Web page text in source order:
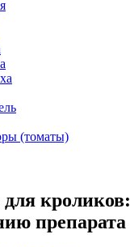
(томаты)
препарата